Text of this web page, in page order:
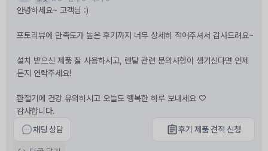
안녕하세요~ 고객님 :)
포토리뷰에 만족도가 높은 후기까지 너무 상세히 적어주셔서 감사드려요~
설치 받으신 제품 잘 사용하시고, 렌탈 관련 문의사항이 생기신다면 언제
든지 연락주세요!
환절기에 건강 유의하시고 오늘도 행복한 하루 보내세요 ♡
감사합니다.
채팅 상담
후기 제품 견적 신청